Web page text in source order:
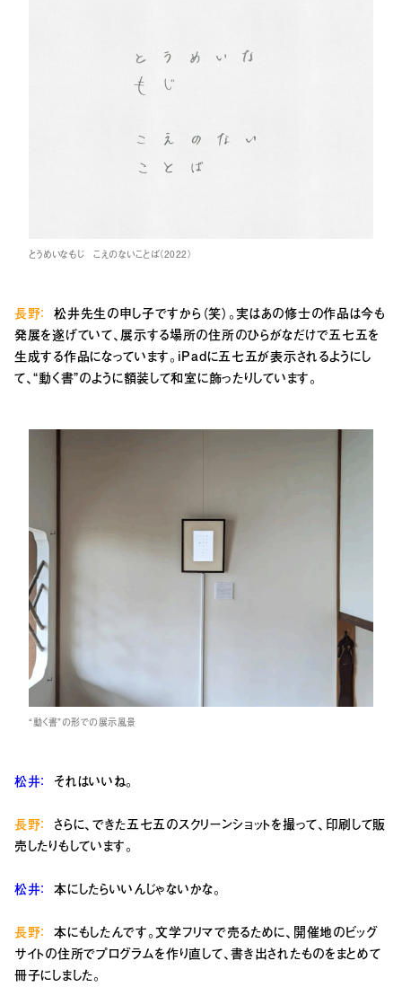
とうめいなもじ こえのないことば（2022）
長野： 松井先生の申し子ですから（笑）。実はあの修士の作品は今も
発展を遂げていて、展示する場所の住所のひらがなだけで五七五を
生成する作品になっています。iPadに五七五が表示されるようにし
て、“動く書”のように額装して和室に飾ったりしています。
“動く書”の形での展示風景
松井： それはいいね。
長野： さらに、できた五七五のスクリーンショットを撮って、印刷して販
売したりもしています。
松井： 本にしたらいいんじゃないかな。
長野： 本にもしたんです。文学フリマで売るために、開催地のビッグ
サイトの住所でプログラムを作り直して、書き出されたものをまとめて
冊子にしました。